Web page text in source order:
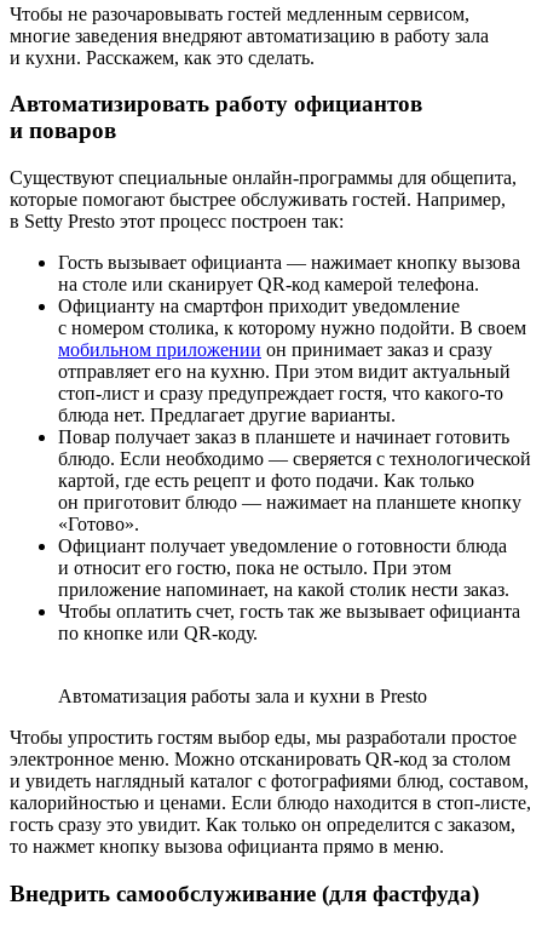
Чтобы не разочаровывать гостей медленным сервисом,
многие заведения внедряют автоматизацию в работу зала
и кухни. Расскажем, как это сделать.
Автоматизировать работу официантов
и поваров
Существуют специальные онлайн‑программы для общепита,
которые помогают быстрее обслуживать гостей. Например,
в Setty Presto этот процесс построен так:
Гость вызывает официанта — нажимает кнопку вызова
на столе или сканирует QR‑код камерой телефона.
Официанту на смартфон приходит уведомление
с номером столика, к которому нужно подойти. В своем
мобильном приложении он принимает заказ и сразу
отправляет его на кухню. При этом видит актуальный
стоп‑лист и сразу предупреждает гостя, что какого‑то
блюда нет. Предлагает другие варианты.
Повар получает заказ в планшете и начинает готовить
блюдо. Если необходимо — сверяется с технологической
картой, где есть рецепт и фото подачи. Как только
он приготовит блюдо — нажимает на планшете кнопку
«Готово».
Официант получает уведомление о готовности блюда
и относит его гостю, пока не остыло. При этом
приложение напоминает, на какой столик нести заказ.
Чтобы оплатить счет, гость так же вызывает официанта
по кнопке или QR‑коду.
Автоматизация работы зала и кухни в Presto
Чтобы упростить гостям выбор еды, мы разработали простое
электронное меню. Можно отсканировать QR‑код за столом
и увидеть наглядный каталог с фотографиями блюд, составом,
калорийностью и ценами. Если блюдо находится в стоп‑листе,
гость сразу это увидит. Как только он определится с заказом,
то нажмет кнопку вызова официанта прямо в меню.
Внедрить самообслуживание (для фастфуда)